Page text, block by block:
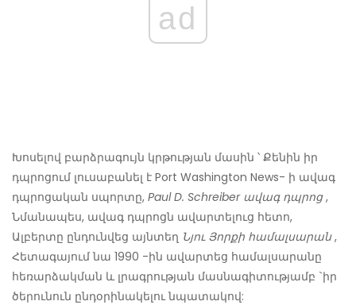
ad
Խոսելով բարձրագույն կրթության մասին ՝ Քենին իր
դպրոցում լուսաբանել է Port Washington News- ի ավագ
դպրոցական սպորտը, Paul D. Schreiber ավագ դպրոց,
Նմանապես, ավագ դպրոցն ավարտելուց հետո,
Ալբերտը ընդունվեց այնտեղ Նյու Յորքի համալսարան,
Հետագայում նա 1990 -ին ավարտեց համալսարանը
հեռարձակման և լրագրության մասնագիտությամբ `իր
ծերունուն ընդօրինակելու նպատակով: